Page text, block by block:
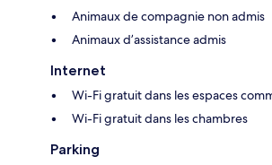
Animaux de compagnie non admis
Animaux d’assistance admis
Internet
Wi-Fi gratuit dans les espaces
Wi-Fi gratuit dans les chambres
Parking